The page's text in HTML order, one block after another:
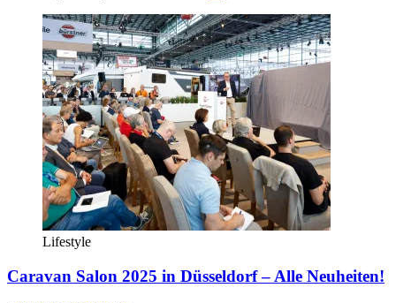
Lifestyle
Caravan Salon 2025 in Düsseldorf – Alle Neuheiten!